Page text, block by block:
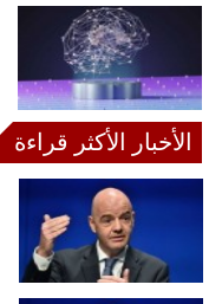
الأخبار الأكثر قراءة